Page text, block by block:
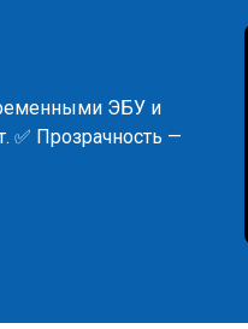
ЭБУ и
✅ Прозрачность —